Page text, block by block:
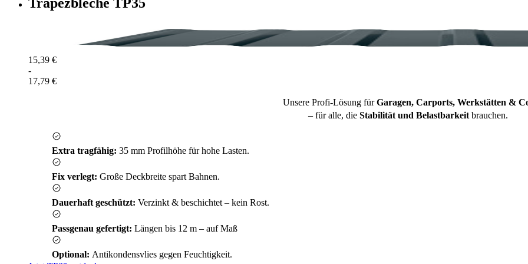
15,39 €
-
17,79 €
Unsere Profi-Lösung fürGaragen, Carports, Werkstätten &
– für alle, die Stabilität und Belastbarkeitbrauchen.
Extra tragfähig: 35 mm Profilhöhe für hohe Lasten.
Fix verlegt: Große Deckbreite spart Bahnen.
Dauerhaft geschützt: Verzinkt & beschichtet – kein Rost.
Passgenau gefertigt: Längen bis 12 m – auf Maß
Optional: Antikondensvlies gegen Feuchtigkeit.